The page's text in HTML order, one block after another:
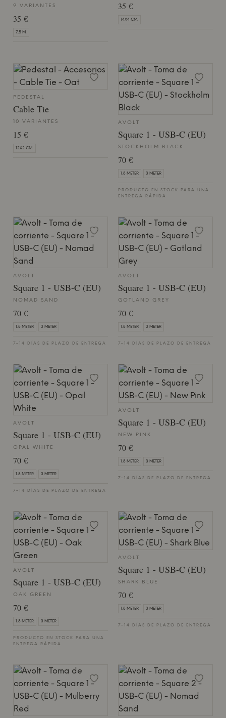
9 VARIANTES
35 €
7,5 M.
35 €
14X4 CM.
PEDESTAL
Cable Tie
10 VARIANTES
15 €
12X2 CM.
AVOLT
Square 1 - USB-C (EU)
STOCKHOLM BLACK
70 €
1.8 METER 3 METER
PRODUCTO EN STOCK PARA UNA
ENTREGA RÁPIDA
AVOLT
Square 1 - USB-C (EU)
NOMAD SAND
70 €
1.8 METER 3 METER
7-14 DÍAS DE PLAZO DE ENTREGA
AVOLT
Square 1 - USB-C (EU)
GOTLAND GREY
70 €
1.8 METER 3 METER
7-14 DÍAS DE PLAZO DE ENTREGA
AVOLT
Square 1 - USB-C (EU)
OPAL WHITE
70 €
1.8 METER 3 METER
7-14 DÍAS DE PLAZO DE ENTREGA
AVOLT
Square 1 - USB-C (EU)
NEW PINK
70 €
1.8 METER 3 METER
7-14 DÍAS DE PLAZO DE ENTREGA
AVOLT
Square 1 - USB-C (EU)
OAK GREEN
70 €
1.8 METER 3 METER
PRODUCTO EN STOCK PARA UNA
ENTREGA RÁPIDA
AVOLT
Square 1 - USB-C (EU)
SHARK BLUE
70 €
1.8 METER 3 METER
7-14 DÍAS DE PLAZO DE ENTREGA